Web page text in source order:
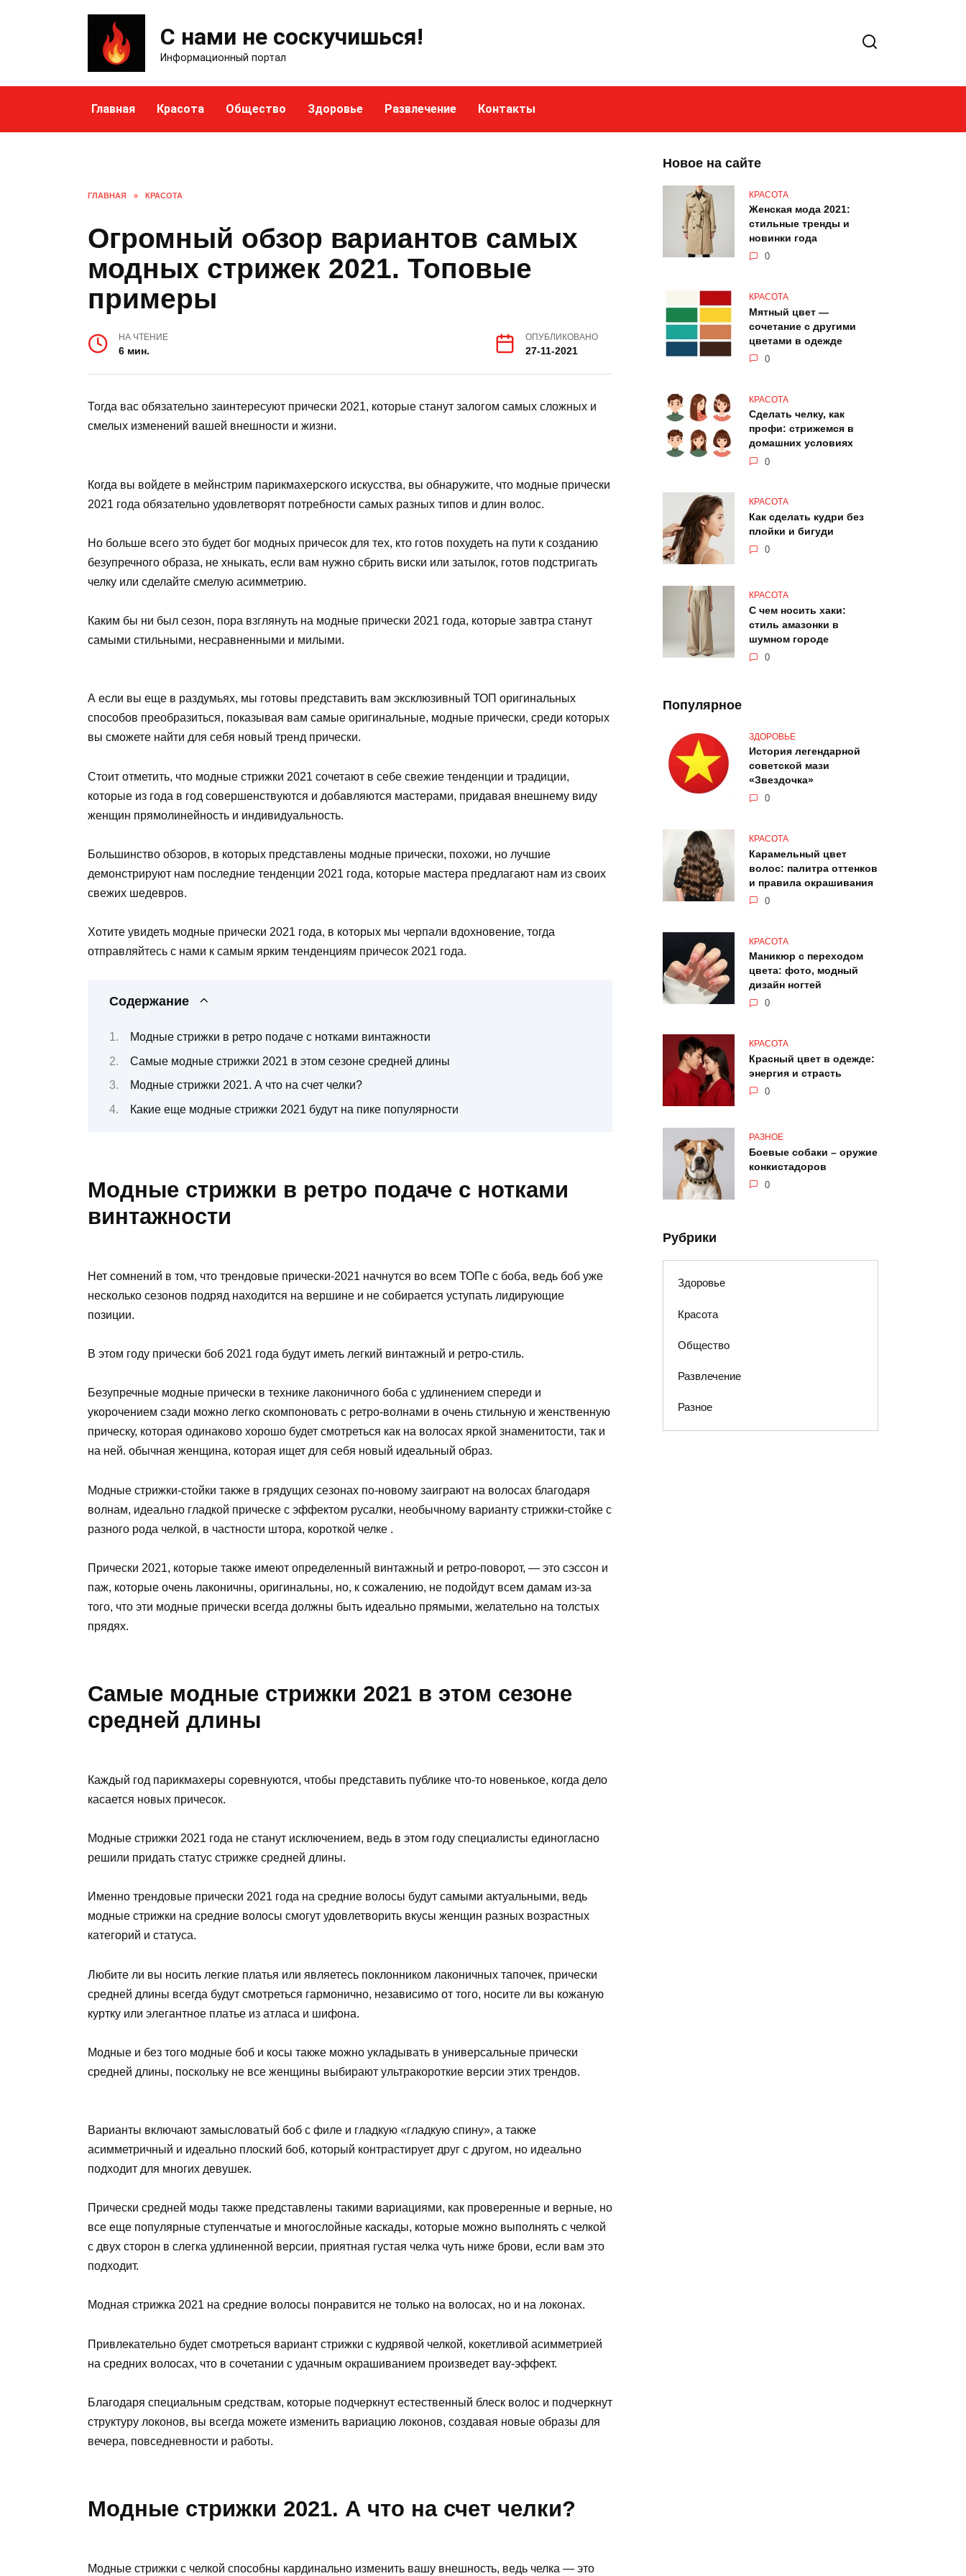
С нами не соскучишься!
Информационный портал
Главная Красота Общество Здоровье Развлечение Контакты
ГЛАВНАЯ » КРАСОТА
Огромный обзор вариантов самых
модных стрижек 2021. Топовые
примеры
НА ЧТЕНИЕ
6 мин.
ОПУБЛИКОВАНО
27-11-2021
Тогда вас обязательно заинтересуют прически 2021, которые станут залогом самых сложных и
смелых изменений вашей внешности и жизни.
Когда вы войдете в мейнстрим парикмахерского искусства, вы обнаружите, что модные прически
2021 года обязательно удовлетворят потребности самых разных типов и длин волос.
Но больше всего это будет бог модных причесок для тех, кто готов похудеть на пути к созданию
безупречного образа, не хныкать, если вам нужно сбрить виски или затылок, готов подстригать
челку или сделайте смелую асимметрию.
Каким бы ни был сезон, пора взглянуть на модные прически 2021 года, которые завтра станут
самыми стильными, несравненными и милыми.
А если вы еще в раздумьях, мы готовы представить вам эксклюзивный ТОП оригинальных
способов преобразиться, показывая вам самые оригинальные, модные прически, среди которых
вы сможете найти для себя новый тренд прически.
Стоит отметить, что модные стрижки 2021 сочетают в себе свежие тенденции и традиции,
которые из года в год совершенствуются и добавляются мастерами, придавая внешнему виду
женщин прямолинейность и индивидуальность.
Большинство обзоров, в которых представлены модные прически, похожи, но лучшие
демонстрируют нам последние тенденции 2021 года, которые мастера предлагают нам из своих
свежих шедевров.
Хотите увидеть модные прически 2021 года, в которых мы черпали вдохновение, тогда
отправляйтесь с нами к самым ярким тенденциям причесок 2021 года.
Содержание
Модные стрижки в ретро подаче с нотками винтажности
Самые модные стрижки 2021 в этом сезоне средней длины
Модные стрижки 2021. А что на счет челки?
Какие еще модные стрижки 2021 будут на пике популярности
Модные стрижки в ретро подаче с нотками
винтажности
Нет сомнений в том, что трендовые прически-2021 начнутся во всем ТОПе с боба, ведь боб уже
несколько сезонов подряд находится на вершине и не собирается уступать лидирующие
позиции.
В этом году прически боб 2021 года будут иметь легкий винтажный и ретро-стиль.
Безупречные модные прически в технике лаконичного боба с удлинением спереди и
укорочением сзади можно легко скомпоновать с ретро-волнами в очень стильную и женственную
прическу, которая одинаково хорошо будет смотреться как на волосах яркой знаменитости, так и
на ней. обычная женщина, которая ищет для себя новый идеальный образ.
Модные стрижки-стойки также в грядущих сезонах по-новому заиграют на волосах благодаря
волнам, идеально гладкой прическе с эффектом русалки, необычному варианту стрижки-стойке с
разного рода челкой, в частности штора, короткой челке .
Прически 2021, которые также имеют определенный винтажный и ретро-поворот, — это сэссон и
паж, которые очень лаконичны, оригинальны, но, к сожалению, не подойдут всем дамам из-за
того, что эти модные прически всегда должны быть идеально прямыми, желательно на толстых
прядях.
Самые модные стрижки 2021 в этом сезоне
средней длины
Каждый год парикмахеры соревнуются, чтобы представить публике что-то новенькое, когда дело
касается новых причесок.
Модные стрижки 2021 года не станут исключением, ведь в этом году специалисты единогласно
решили придать статус стрижке средней длины.
Именно трендовые прически 2021 года на средние волосы будут самыми актуальными, ведь
модные стрижки на средние волосы смогут удовлетворить вкусы женщин разных возрастных
категорий и статуса.
Любите ли вы носить легкие платья или являетесь поклонником лаконичных тапочек, прически
средней длины всегда будут смотреться гармонично, независимо от того, носите ли вы кожаную
куртку или элегантное платье из атласа и шифона.
Модные и без того модные боб и косы также можно укладывать в универсальные прически
средней длины, поскольку не все женщины выбирают ультракороткие версии этих трендов.
Варианты включают замысловатый боб с филе и гладкую «гладкую спину», а также
асимметричный и идеально плоский боб, который контрастирует друг с другом, но идеально
подходит для многих девушек.
Прически средней моды также представлены такими вариациями, как проверенные и верные, но
все еще популярные ступенчатые и многослойные каскады, которые можно выполнять с челкой
с двух сторон в слегка удлиненной версии, приятная густая челка чуть ниже брови, если вам это
подходит.
Модная стрижка 2021 на средние волосы понравится не только на волосах, но и на локонах.
Привлекательно будет смотреться вариант стрижки с кудрявой челкой, кокетливой асимметрией
на средних волосах, что в сочетании с удачным окрашиванием произведет вау-эффект.
Благодаря специальным средствам, которые подчеркнут естественный блеск волос и подчеркнут
структуру локонов, вы всегда можете изменить вариацию локонов, создавая новые образы для
вечера, повседневности и работы.
Модные стрижки 2021. А что на счет челки?
Модные стрижки с челкой способны кардинально изменить вашу внешность, ведь челка — это
Новое на сайте
КРАСОТА
Женская мода 2021:
стильные тренды и
новинки года
0
КРАСОТА
Мятный цвет —
сочетание с другими
цветами в одежде
0
КРАСОТА
Сделать челку, как
профи: стрижемся в
домашних условиях
0
КРАСОТА
Как сделать кудри без
плойки и бигуди
0
КРАСОТА
С чем носить хаки:
стиль амазонки в
шумном городе
0
Популярное
ЗДОРОВЬЕ
История легендарной
советской мази
«Звездочка»
0
КРАСОТА
Карамельный цвет
волос: палитра оттенков
и правила окрашивания
0
КРАСОТА
Маникюр с переходом
цвета: фото, модный
дизайн ногтей
0
КРАСОТА
Красный цвет в одежде:
энергия и страсть
0
РАЗНОЕ
Боевые собаки – оружие
конкистадоров
0
Рубрики
Здоровье
Красота
Общество
Развлечение
Разное